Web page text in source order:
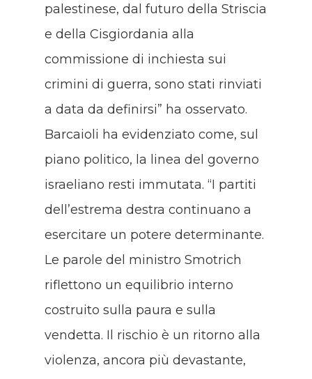
palestinese, dal futuro della Striscia
e della Cisgiordania alla
commissione di inchiesta sui
crimini di guerra, sono stati rinviati
a data da definirsi” ha osservato.
Barcaioli ha evidenziato come, sul
piano politico, la linea del governo
israeliano resti immutata. “I partiti
dell’estrema destra continuano a
esercitare un potere determinante.
Le parole del ministro Smotrich
riflettono un equilibrio interno
costruito sulla paura e sulla
vendetta. Il rischio è un ritorno alla
violenza, ancora più devastante,